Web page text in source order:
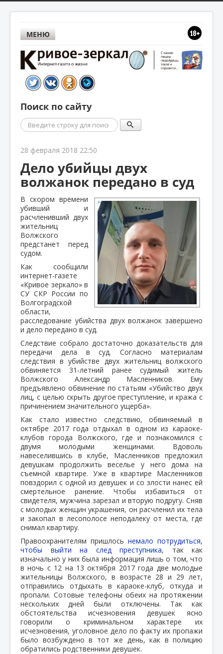
МЕНЮ
Поиск по сайту
Поиск
28 февраля 2018 22:50
Дело убийцы двух
волжанок передано в суд
В скором времени
убивший и
расчленивший двух
жительниц
Волжского
предстанет перед
судом.
Как сообщили
интернет-газете
«Кривое зеркало» в
СУ СКР России по
Волгоградской
области,
расследование убийства двух волжанок завершено
и дело передано в суд.
Следствие собрало достаточно доказательств для
передачи дела в суд. Согласно материалам
следствия в убийстве двух жительниц волжского
обвиняется 31-летний ранее судимый житель
Волжского Александр Масленников. Ему
предъявлено обвинение по статьям «Убийство двух
лиц, с целью скрыть другое преступление, и кража с
причинением значительного ущерба».
Как стало известно следствию, обвиняемый в
октябре 2017 года отдыхал в одном из караоке-
клубов города Волжского, где и познакомился с
двумя молодыми женщинами. Вдоволь
навеселившись в клубе, Масленников предложил
девушкам продолжить веселье у него дома на
съемной квартире. Уже в квартире Масленников
повздорил с одной из девушек и со злости нанес ей
смертельное ранение. Чтобы избавиться от
свидетеля, мужчина зарезал и вторую подругу. Сняв
с молодых женщин украшения, он расчленил их тела
и закопал в лесополосе неподалеку от места, где
снимал квартиру.
Правоохранителям пришлось немало потрудиться,
чтобы выйти на след преступника, так как
изначально у них была информация лишь о том, что
в ночь с 12 на 13 октября 2017 года две молодые
жительницы Волжского, в возрасте 28 и 29 лет,
отправились отдыхать в караоке-клуб, откуда и
пропали. Сотовые телефоны обеих на протяжении
нескольких дней были отключены. Так как
обстоятельства исчезновения девушек ясно
говорили о криминальном характере их
исчезновения, уголовное дело по факту их пропажи
было возбуждено в тот же день, как в полицию
обратились родственники девушек.